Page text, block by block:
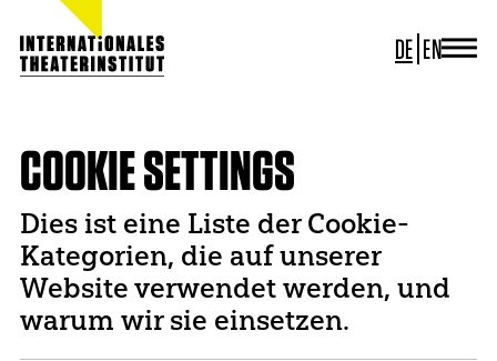
DE EN
PROJEKTE
COOKIE SETTINGS
Dies ist eine Liste der Cookie-
Kategorien, die auf unserer
Website verwendet werden, und
warum wir sie einsetzen.